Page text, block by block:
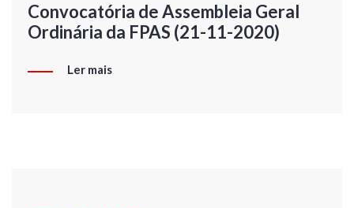
Convocatória de Assembleia Geral
Ordinária da FPAS (21-11-2020)
Ler mais